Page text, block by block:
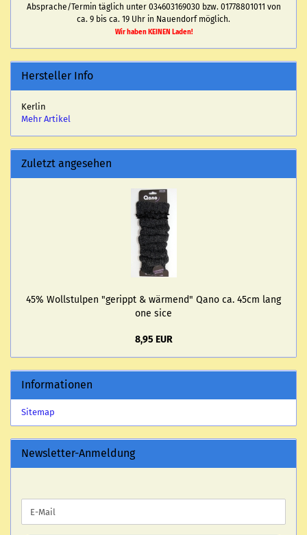
Absprache/Termin täglich unter 034603169030 bzw. 01778801011 von
ca. 9 bis ca. 19 Uhr in Nauendorf möglich.
Wir haben KEINEN Laden!
Hersteller Info
Kerlin
Mehr Artikel
Zuletzt angesehen
45% Woll­stul­pen "ge­rippt & wär­mend" Qano ca. 45cm lang
one sice
8,95 EUR
Informationen
Sitemap
Newsletter-Anmeldung
ZUR
E-
Mail